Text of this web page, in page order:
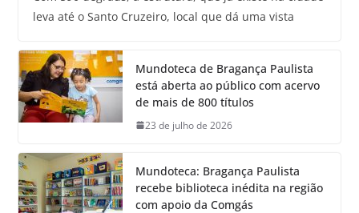
leva até o Santo Cruzeiro, local que dá uma vista
Mundoteca de Bragança Paulista
está aberta ao público com acervo
de mais de 800 títulos
23 de julho de 2026
Mundoteca: Bragança Paulista
recebe biblioteca inédita na região
com apoio da Comgás